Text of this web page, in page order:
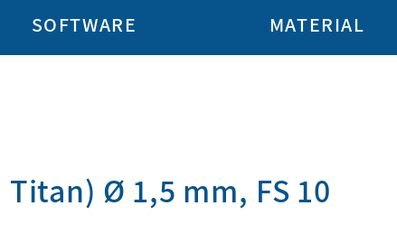
SOFTWARE MATERIAL
Ø 1,5 mm, FS 10